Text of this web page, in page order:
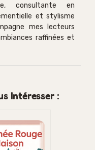
consultante en
et stylisme
mes lecteurs
raffinées et
Intéresser :